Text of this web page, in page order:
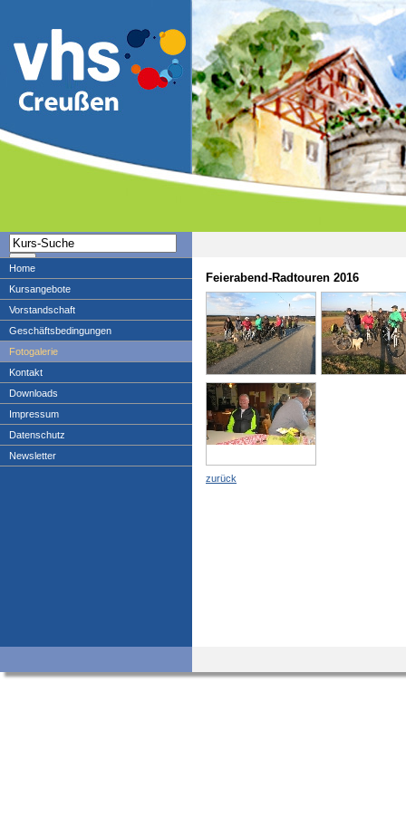
Home
Kursangebote
Vorstandschaft
Geschäftsbedingungen
Fotogalerie
Kontakt
Downloads
Impressum
Datenschutz
Newsletter
Feierabend-Radtouren 2016
zurück